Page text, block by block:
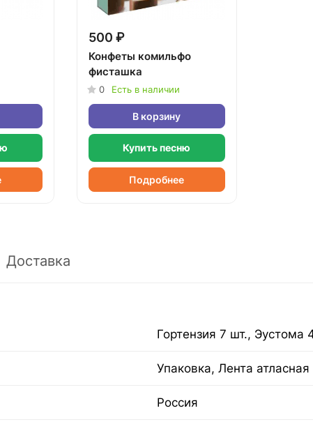
500 ₽
Конфеты комильфо
фисташка
0 Есть в наличии
В корзину
Купить песню
Подробнее
Доставка
Гортензия 7 шт., Эустома
Упаковка, Лента атласная
Россия